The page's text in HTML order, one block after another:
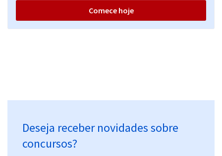
Comece hoje
Deseja receber novidades sobre
concursos?